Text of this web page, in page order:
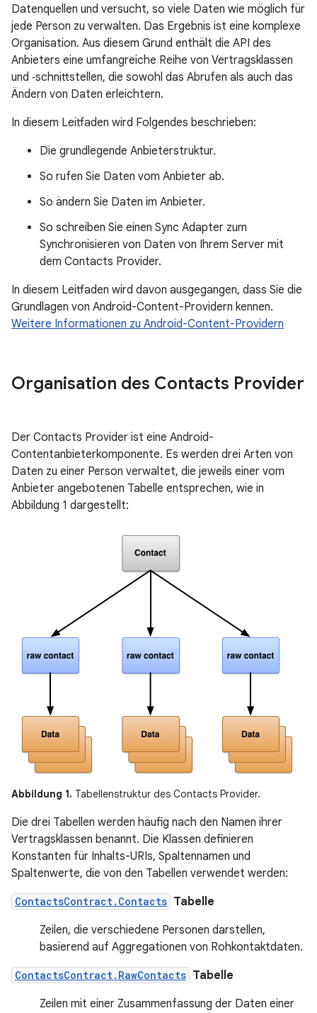
Datenquellen und versucht, so viele Daten wie möglich für
jede Person zu verwalten. Das Ergebnis ist eine komplexe
Organisation. Aus diesem Grund enthält die API des
Anbieters eine umfangreiche Reihe von Vertragsklassen
und ‑schnittstellen, die sowohl das Abrufen als auch das
Ändern von Daten erleichtern.
In diesem Leitfaden wird Folgendes beschrieben:
Die grundlegende Anbieterstruktur.
So rufen Sie Daten vom Anbieter ab.
So ändern Sie Daten im Anbieter.
So schreiben Sie einen Sync Adapter zum
Synchronisieren von Daten von Ihrem Server mit
dem Contacts Provider.
In diesem Leitfaden wird davon ausgegangen, dass Sie die
Grundlagen von Android-Content-Providern kennen.
Weitere Informationen zu Android-Content-Providern
Organisation des Contacts Provider
Der Contacts Provider ist eine Android-
Contentanbieterkomponente. Es werden drei Arten von
Daten zu einer Person verwaltet, die jeweils einer vom
Anbieter angebotenen Tabelle entsprechen, wie in
Abbildung 1 dargestellt:
Abbildung 1. Tabellenstruktur des Contacts Provider.
Die drei Tabellen werden häufig nach den Namen ihrer
Vertragsklassen benannt. Die Klassen definieren
Konstanten für Inhalts-URIs, Spaltennamen und
Spaltenwerte, die von den Tabellen verwendet werden:
ContactsContract.Contacts Tabelle
Zeilen, die verschiedene Personen darstellen,
basierend auf Aggregationen von Rohkontaktdaten.
ContactsContract.RawContacts Tabelle
Zeilen mit einer Zusammenfassung der Daten einer